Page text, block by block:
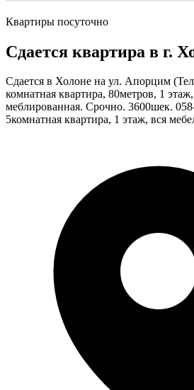
Квартиры посуточно
Сдается квартира в г.
Сдается в Холоне на ул. Апорцим
комнатная квартира, 80метров, 1
меблированная. Срочно. 3600шек.
5комнатная квартира, 1 этаж, вся